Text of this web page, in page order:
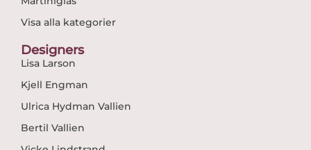
Visa alla kategorier
Designers
Lisa Larson
Kjell Engman
Ulrica Hydman Vallien
Bertil Vallien